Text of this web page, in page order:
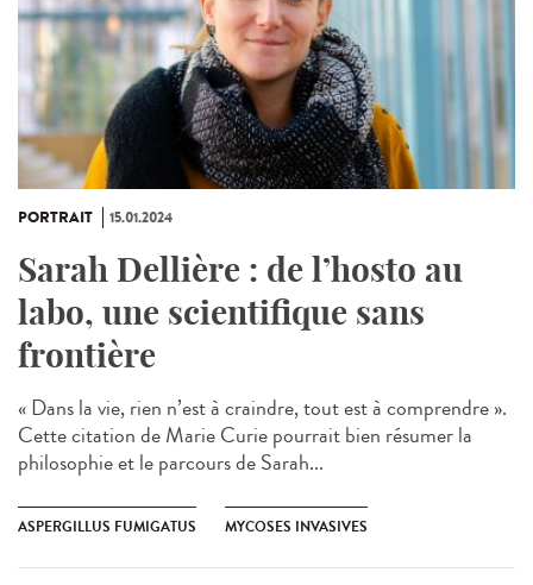
PORTRAIT 15.01.2024
Sarah Dellière : de l’hosto au
labo, une scientifique sans
frontière
« Dans la vie, rien n’est à craindre, tout est à comprendre ».
Cette citation de Marie Curie pourrait bien résumer la
philosophie et le parcours de Sarah...
ASPERGILLUS FUMIGATUS MYCOSES INVASIVES